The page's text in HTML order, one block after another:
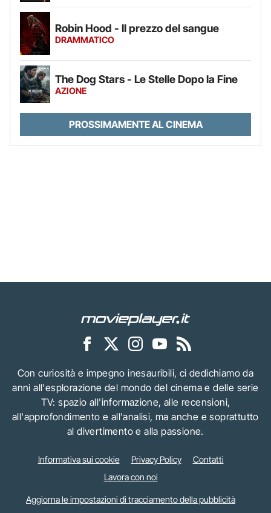
Robin Hood - Il prezzo del sangue
DRAMMATICO
The Dog Stars - Le Stelle Dopo la Fine
AZIONE
PROSSIMAMENTE AL CINEMA
Con curiosità e impegno inesauribili, ci dedichiamo da
anni all'esplorazione del mondo del cinema e delle serie
TV: spazio all'informazione, alle recensioni,
all'approfondimento e all'analisi, ma anche e soprattutto
al divertimento e alla passione.
Informativa sui cookie Privacy Policy
Contatti
Lavora con noi
Aggiorna le impostazioni di tracciamento della pubblicità